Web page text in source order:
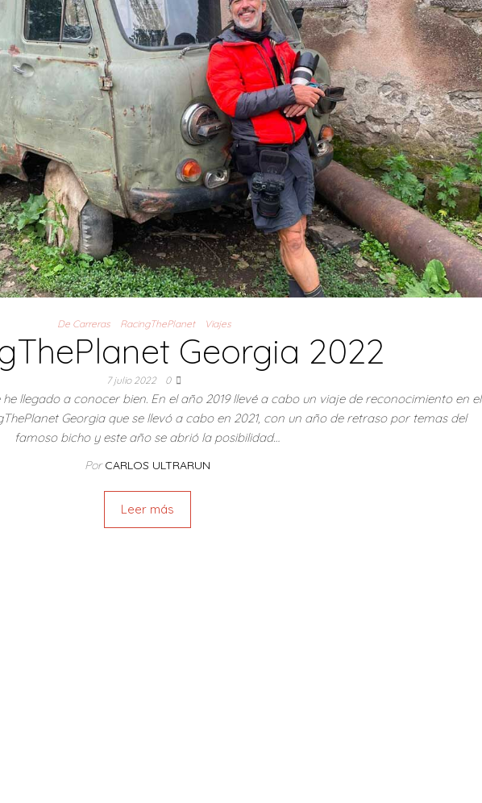
De Carreras RacingThePlanet Viajes
Georgia 2022
7 julio 2022 0
llegado a conocer bien. En el año 2019 llevé a cabo un viaje de reconocimiento en el
Georgia que se llevó a cabo en 2021, con un año de retraso por temas del
famoso bicho y este año se abrió la posibilidad…
Por CARLOS ULTRARUN
Leer más